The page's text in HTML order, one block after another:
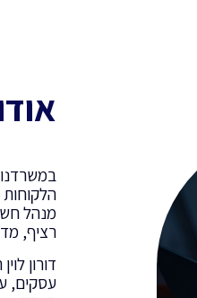
הלקוחות
מנהל
רציף,
עסקים,